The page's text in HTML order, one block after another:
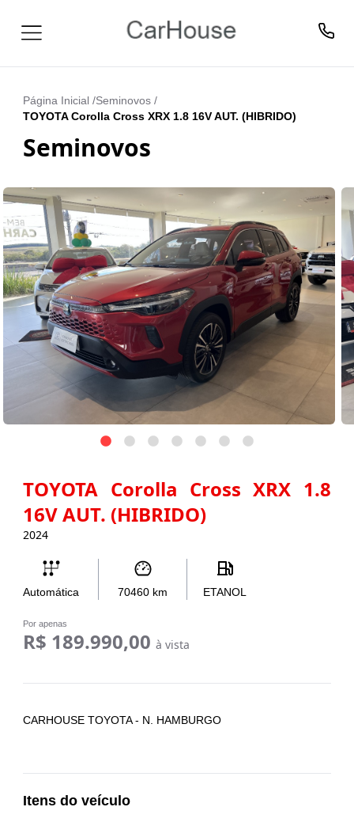
Página Inicial /Seminovos /
TOYOTA Corolla Cross XRX 1.8 16V AUT. (HIBRIDO)
Seminovos
TOYOTA Corolla Cross XRX 1.8
16V AUT. (HIBRIDO)
2024
Automática 70460 km ETANOL
Por apenas
R$ 189.990,00 à vista
CARHOUSE TOYOTA - N. HAMBURGO
Itens do veículo